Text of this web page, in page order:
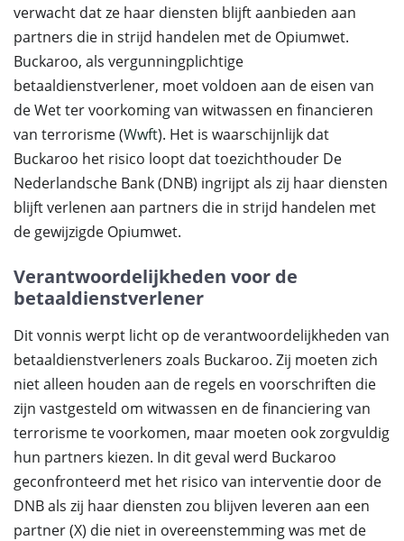
verwacht dat ze haar diensten blijft aanbieden aan
partners die in strijd handelen met de Opiumwet.
Buckaroo, als vergunningplichtige
betaaldienstverlener, moet voldoen aan de eisen van
de Wet ter voorkoming van witwassen en financieren
van terrorisme (Wwft). Het is waarschijnlijk dat
Buckaroo het risico loopt dat toezichthouder De
Nederlandsche Bank (DNB) ingrijpt als zij haar diensten
blijft verlenen aan partners die in strijd handelen met
de gewijzigde Opiumwet.
Verantwoordelijkheden voor de
betaaldienstverlener
Dit vonnis werpt licht op de verantwoordelijkheden van
betaaldienstverleners zoals Buckaroo. Zij moeten zich
niet alleen houden aan de regels en voorschriften die
zijn vastgesteld om witwassen en de financiering van
terrorisme te voorkomen, maar moeten ook zorgvuldig
hun partners kiezen. In dit geval werd Buckaroo
geconfronteerd met het risico van interventie door de
DNB als zij haar diensten zou blijven leveren aan een
partner (X) die niet in overeenstemming was met de